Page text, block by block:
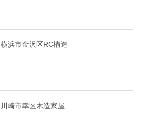
横浜市金沢区RC構造
川崎市幸区木造家屋